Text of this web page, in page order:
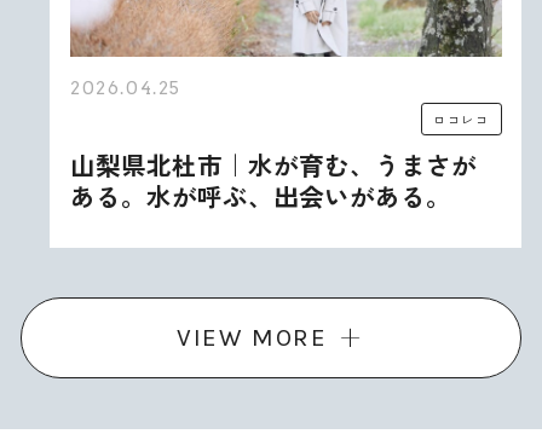
2026.04.25
ロコレコ
山梨県北杜市｜水が育む、うまさが
ある。水が呼ぶ、出会いがある。
VIEW MORE